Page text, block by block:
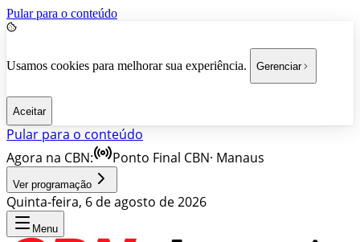
Pular para o conteúdo
Usamos cookies para melhorar sua experiência. Gerenciar
Aceitar
Pular para o conteúdo
Agora na CBN:
Ponto Final CBN· Manaus
Ver programação
Quinta-feira, 6 de agosto de 2026
Menu